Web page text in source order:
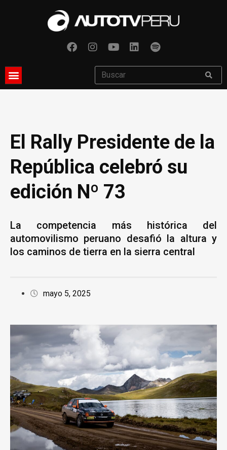
El Rally Presidente de la
República celebró su
edición Nº 73
La competencia más histórica del
automovilismo peruano desafió la altura y
los caminos de tierra en la sierra central
mayo 5, 2025